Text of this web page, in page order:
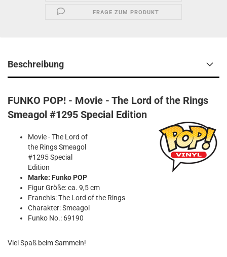
FRAGE ZUM PRODUKT
Beschreibung
FUNKO POP! - Movie - The Lord of the Rings
Smeagol #1295 Special Edition
Movie - The Lord of
the Rings Smeagol
#1295 Special
Edition
Marke: Funko POP
Figur Größe: ca. 9,5 cm
Franchis: The Lord of the Rings
Charakter: Smeagol
Funko No.: 69190
Viel Spaß beim Sammeln!